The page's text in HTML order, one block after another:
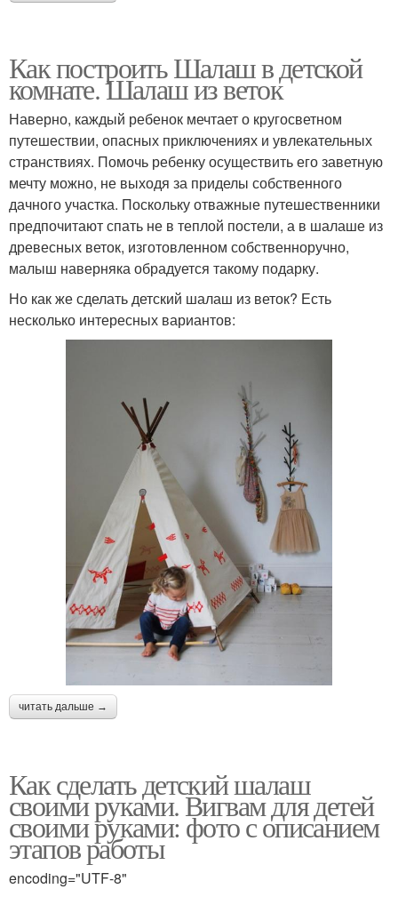
Как построить Шалаш в детской
комнате. Шалаш из веток
Наверно, каждый ребенок мечтает о кругосветном
путешествии, опасных приключениях и увлекательных
странствиях. Помочь ребенку осуществить его заветную
мечту можно, не выходя за приделы собственного
дачного участка. Поскольку отважные путешественники
предпочитают спать не в теплой постели, а в шалаше из
древесных веток, изготовленном собственноручно,
малыш наверняка обрадуется такому подарку.
Но как же сделать детский шалаш из веток? Есть
несколько интересных вариантов:
читать дальше →
Как сделать детский шалаш
своими руками. Вигвам для детей
своими руками: фото с описанием
этапов работы
encoding="UTF-8"